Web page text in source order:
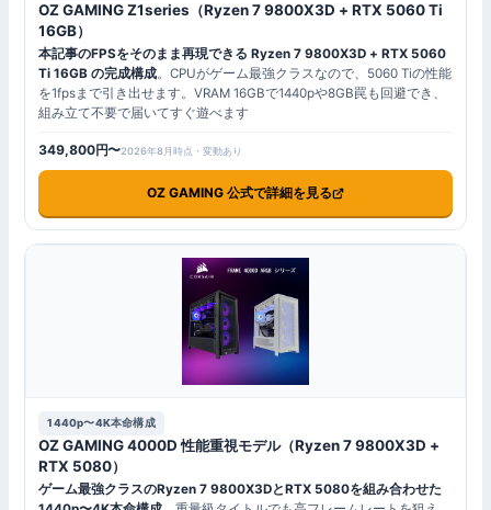
OZ GAMING Z1series（Ryzen 7 9800X3D + RTX 5060 Ti
16GB）
本記事のFPSをそのまま再現できる Ryzen 7 9800X3D + RTX 5060
Ti 16GB の完成構成。CPUがゲーム最強クラスなので、5060 Tiの性能
を1fpsまで引き出せます。VRAM 16GBで1440pや8GB罠も回避でき、
組み立て不要で届いてすぐ遊べます
349,800円〜2026年8月時点・変動あり
OZ GAMING 公式で詳細を見る
1440p〜4K本命構成
OZ GAMING 4000D 性能重視モデル（Ryzen 7 9800X3D +
RTX 5080）
ゲーム最強クラスのRyzen 7 9800X3DとRTX 5080を組み合わせた